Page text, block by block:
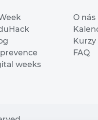
weeks
O nás
Kurzy
FAQ